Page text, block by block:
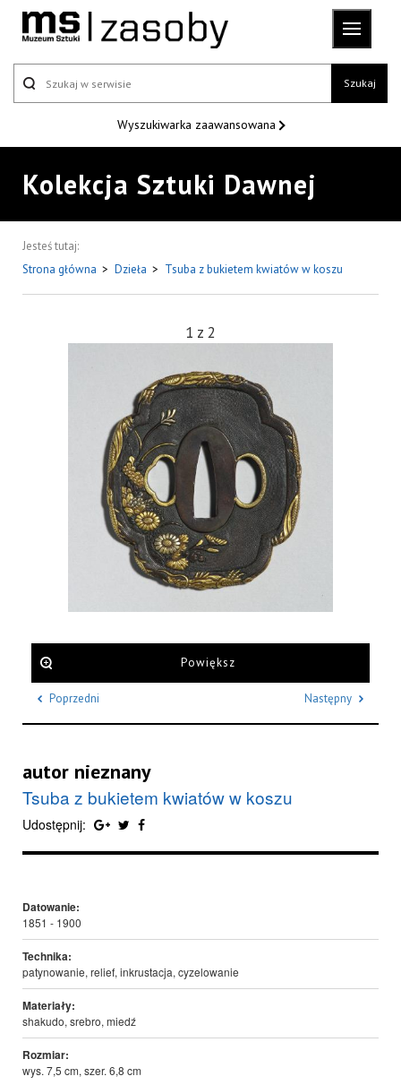
Szukaj
Wyszukiwarka zaawansowana
Kolekcja Sztuki Dawnej
Jesteś tutaj:
Strona główna > Dzieła > Tsuba z bukietem kwiatów w koszu
1 z 2
Powiększ
Poprzedni Następny
autor nieznany
Tsuba z bukietem kwiatów w koszu
Udostępnij:
Datowanie:
1851 - 1900
Technika:
patynowanie, relief, inkrustacja, cyzelowanie
Materiały:
shakudo, srebro, miedź
Rozmiar:
wys. 7,5 cm, szer. 6,8 cm